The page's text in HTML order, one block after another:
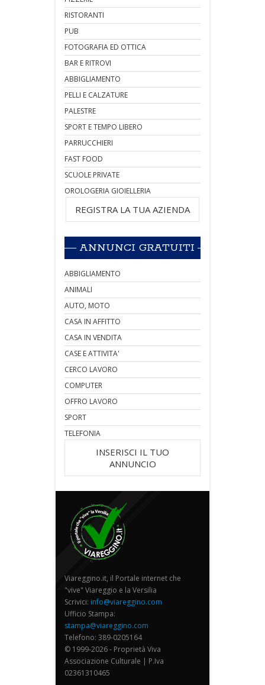
RISTORANTI
PUB
FOTOGRAFIA ED OTTICA
BAR E RITROVI
ABBIGLIAMENTO
PELLI E CALZATURE
PALESTRE
SPORT E TEMPO LIBERO
PARRUCCHIERI
FAST FOOD
SCUOLE PRIVATE
OROLOGERIA GIOIELLERIA
REGISTRA LA TUA AZIENDA
ANNUNCI GRATUITI
ABBIGLIAMENTO
ANIMALI
AUTO, MOTO
CASA IN AFFITTO
CASA IN VENDITA
CASE E ATTIVITA'
CERCO LAVORO
COMPUTER
OFFRO LAVORO
SPORT
TELEFONIA
INSERISCI IL TUO
ANNUNCIO
Viareggino.it, il Portale internet che
"vive" Viareggio e la Versilia
Scrivici: info@viareggino.com
Ufficio Stampa:
stampa@viareggino.com
Telefono: 389-0205164
© 1999-2026 - Proprietà Viva
Associazione Culturale | P.Iva
02361310465